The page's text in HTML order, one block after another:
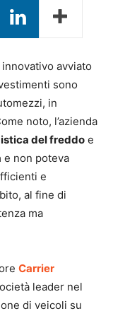
avviato
sono
in
noto, l’azienda
del freddo e
e non poteva
e
al fine di
ma
Carrier
leader nel
di veicoli su